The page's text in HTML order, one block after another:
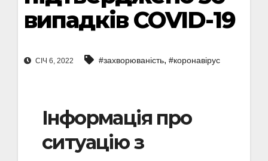
випадків COVID-19
СІЧ 6, 2022 #захворюваність, #коронавірус
Інформація про
ситуацію з